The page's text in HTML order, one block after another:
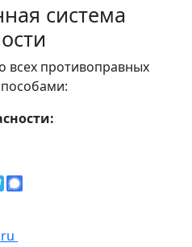
система
противоправных